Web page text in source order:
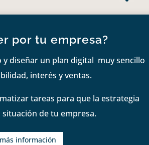
por tu empresa?
diseñar un plan digital muy sencillo
interés y ventas.
tareas para que la estrategia
situación de tu empresa.
información